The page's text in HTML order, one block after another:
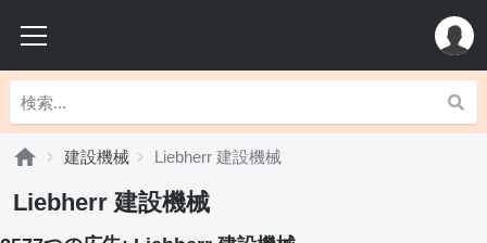
建設機械 Liebherr 建設機械
Liebherr 建設機械